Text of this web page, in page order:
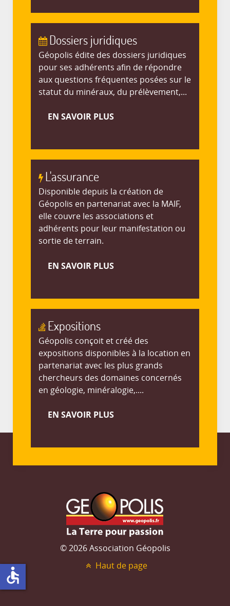
Dossiers juridiques
Géopolis édite des dossiers juridiques
pour ses adhérents afin de répondre
aux questions fréquentes posées sur le
statut du minéraux, du prélèvement,...
EN SAVOIR PLUS
L'assurance
Disponible depuis la création de
Géopolis en partenariat avec la MAIF,
elle couvre les associations et
adhérents pour leur manifestation ou
sortie de terrain.
EN SAVOIR PLUS
Expositions
Géopolis conçoit et créé des
expositions disponibles à la location en
partenariat avec les plus grands
chercheurs des domaines concernés
en géologie, minéralogie,....
EN SAVOIR PLUS
© 2026 Association Géopolis
Haut de page
accessible